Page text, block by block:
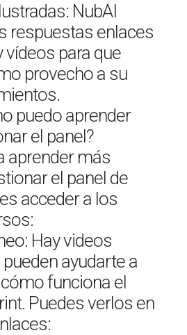
NubAI
respuestas enlaces
para que
provecho a su
puedo aprender
el panel?
aprender más
el panel de
acceder a los
Hay videos
ayudarte a
funciona el
Puedes verlos en